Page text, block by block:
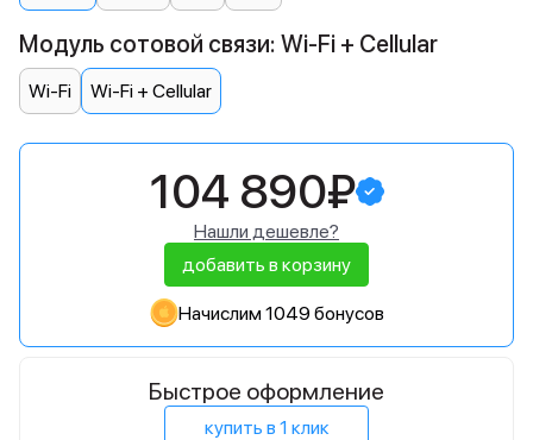
Модуль сотовой связи: Wi-Fi + Cellular
Wi-Fi Wi-Fi + Cellular
104 890₽
Нашли дешевле?
добавить в корзину
Начислим 1049 бонусов
Быстрое оформление
купить в 1 клик